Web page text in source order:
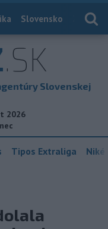
Slovensko
.SK
Slovenskej
2026
Tipos Extraliga